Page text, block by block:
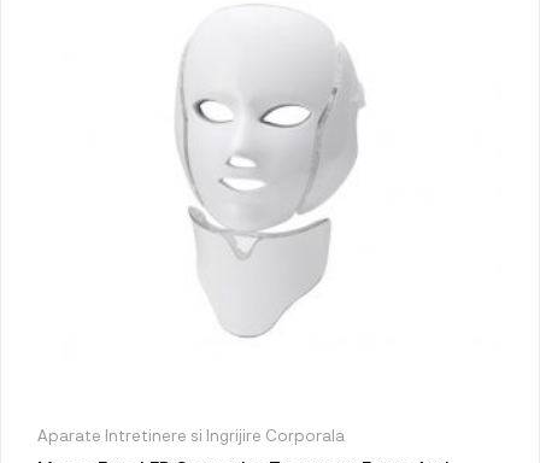
Aparate Intretinere si Ingrijire Corporala